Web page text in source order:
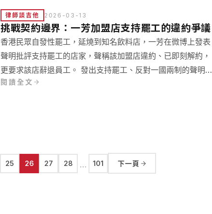
律師談吉他 2026-03-13
挑戰契約邊界：一芳加盟店支持罷工的違約爭議
香港民眾自發性罷工，延燒到知名飲料店，一芳在微博上發表
聲明批評支持罷工的店家，聲稱該加盟店違約、已即刻解約，
更要求該店辭退員工。 發出支持罷工、反對一國兩制的聲明，
就是違約嗎？
閱讀全文
25 26 27 28 … 101 下一頁